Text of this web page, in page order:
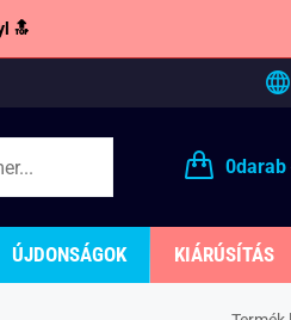
🔝
0darab
ÚJDONSÁGOK KIÁRÚSÍTÁS